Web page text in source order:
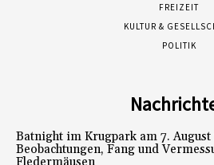
FREIZEIT
KULTUR &
POLITIK
Batnight im Krugpark am 7.
Beobachtungen, Fang und